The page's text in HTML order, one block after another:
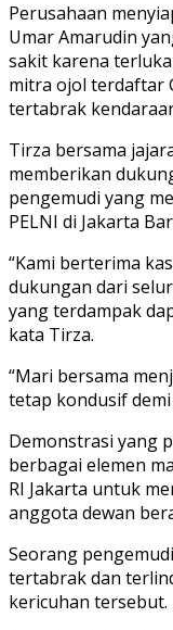
Perusahaan
Umar Amarudin
sakit karena
mitra ojol terdaftar
tertabrak
Tirza bersama
memberikan
pengemudi yang
PELNI di Jakarta
“Kami berterima
dukungan dari
yang terdampak
kata Tirza.
“Mari bersama
tetap kondusif
Demonstrasi yang
berbagai elemen
RI Jakarta untuk
anggota dewan
Seorang
tertabrak dan
kericuhan tersebut.